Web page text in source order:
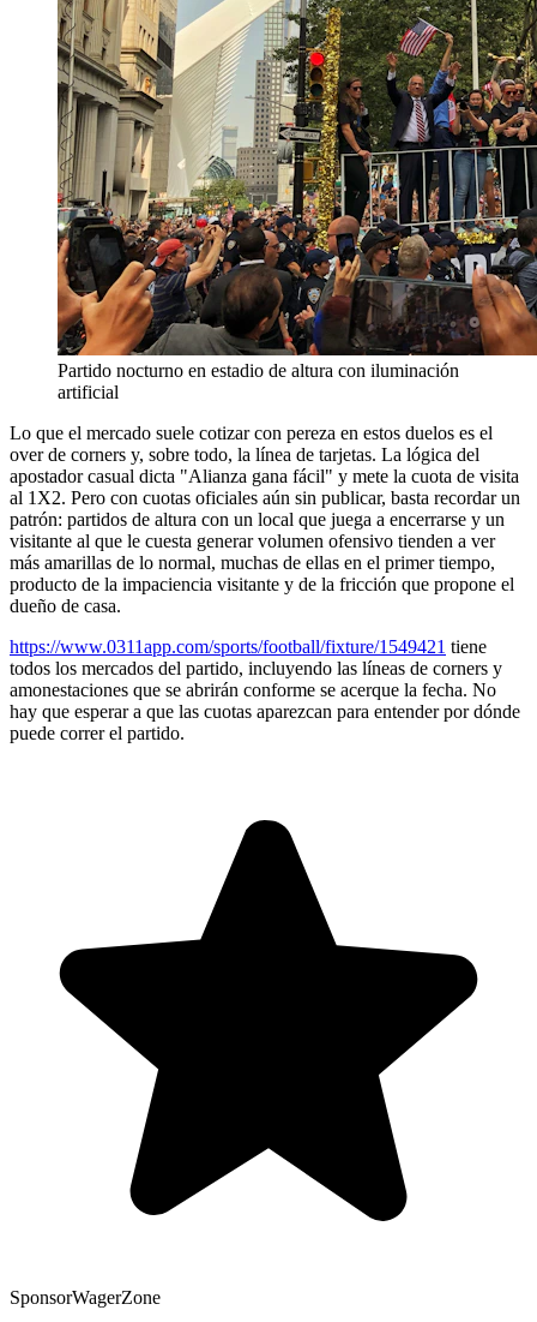
Partido nocturno en estadio de altura con iluminación
artificial
Lo que el mercado suele cotizar con pereza en estos duelos es el
over de corners y, sobre todo, la línea de tarjetas. La lógica del
apostador casual dicta "Alianza gana fácil" y mete la cuota de visita
al 1X2. Pero con cuotas oficiales aún sin publicar, basta recordar un
patrón: partidos de altura con un local que juega a encerrarse y un
visitante al que le cuesta generar volumen ofensivo tienden a ver
más amarillas de lo normal, muchas de ellas en el primer tiempo,
producto de la impaciencia visitante y de la fricción que propone el
dueño de casa.
https://www.0311app.com/sports/football/fixture/1549421 tiene
todos los mercados del partido, incluyendo las líneas de corners y
amonestaciones que se abrirán conforme se acerque la fecha. No
hay que esperar a que las cuotas aparezcan para entender por dónde
puede correr el partido.
SponsorWagerZone